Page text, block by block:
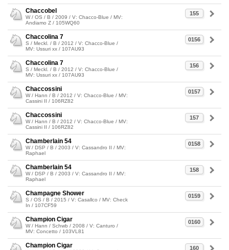
155
Chaccobel
W / OS / B / 2009 / V: Chacco-Blue / MV:
Andiamo Z / 105WQ60
0156
Chaccolina 7
S / Meckl. / B / 2012 / V: Chacco-Blue /
MV: Ussuri xx / 107AU93
156
Chaccolina 7
S / Meckl. / B / 2012 / V: Chacco-Blue /
MV: Ussuri xx / 107AU93
0157
Chaccossini
W / Hann / B / 2012 / V: Chacco-Blue / MV:
Cassini II / 106RZ82
157
Chaccossini
W / Hann / B / 2012 / V: Chacco-Blue / MV:
Cassini II / 106RZ82
0158
Chamberlain 54
W / DSP / B / 2003 / V: Cassandro II / MV:
Raphael
158
Chamberlain 54
W / DSP / B / 2003 / V: Cassandro II / MV:
Raphael
0159
Champagne Shower
S / OS / B / 2015 / V: Casallco / MV: Check
In / 107CF59
0160
Champion Cigar
W / Hann / Schwb / 2008 / V: Canturo /
MV: Concetto / 103VL81
160
Champion Cigar